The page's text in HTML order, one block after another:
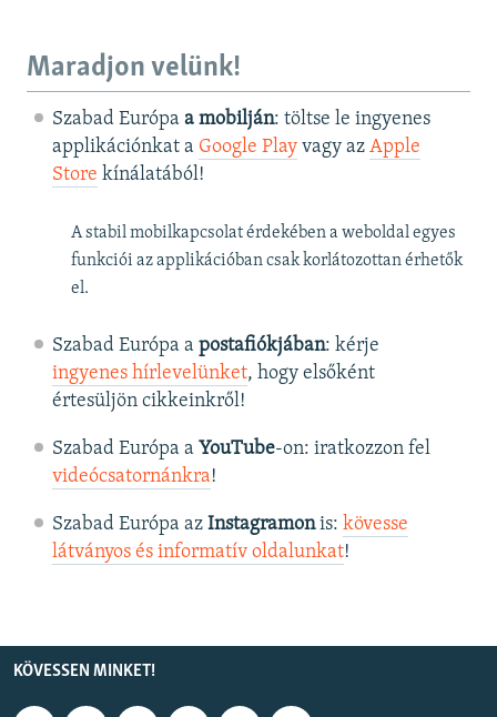
Maradjon velünk!
Szabad Európa a mobilján: töltse le ingyenes
applikációnkat a Google Playvagy az Apple
Store kínálatából!
A stabil mobilkapcsolat érdekében a weboldal egyes
funkciói az applikációban csak korlátozottan érhetők
el.
Szabad Európa a postafiókjában: kérje
ingyenes hírlevelünket, hogy elsőként
értesüljön cikkeinkről!
Szabad Európa a YouTube-on: iratkozzon fel
videócsatornánkra!
Szabad Európa az Instagramonis: kövesse
látványos és informatív oldalunkat! ​
KÖVESSEN MINKET!